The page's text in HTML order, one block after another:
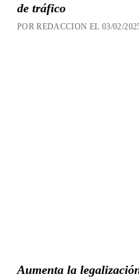
de tráfico
POR REDACCION EL 03/02/
Aumenta la